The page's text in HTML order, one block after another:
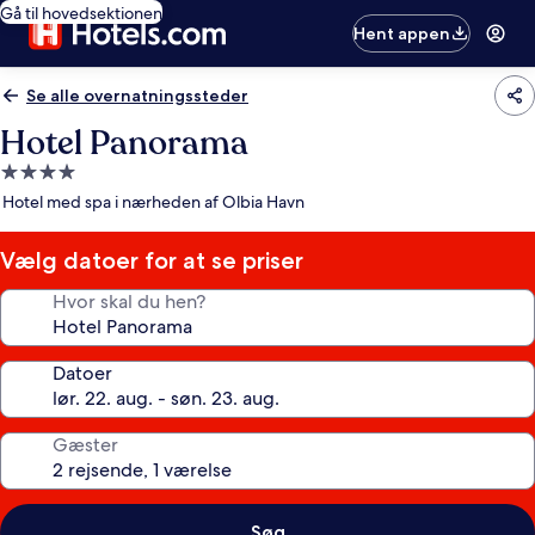
Gå til hovedsektionen
Hent appen
Se alle overnatningssteder
Hotel Panorama
4.0-
stjernet
Hotel med spa i nærheden af Olbia Havn
Vælg datoer for at se priser
Hvor skal du hen?
Datoer
Gæster